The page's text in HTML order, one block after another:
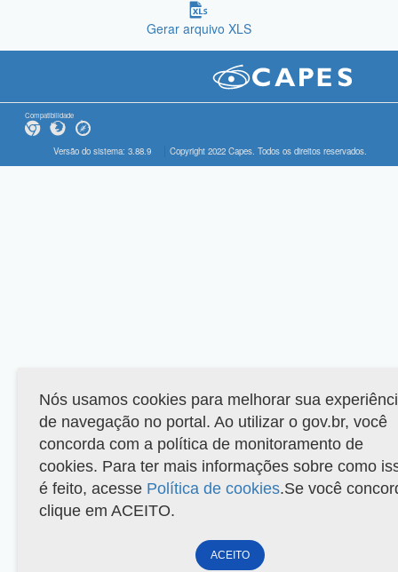
Gerar arquivo XLS
Compatibilidade
Versão do sistema: 3.88.9 Copyright 2022 Capes. Todos os direitos reservados.
Nós usamos cookies para melhorar sua
de navegação no portal. Ao utilizar o gov.br, você
concorda com a política de monitoramento de
cookies. Para ter mais informações sobre como
é feito, acesse Política de cookies.Se você
clique em ACEITO.
ACEITO